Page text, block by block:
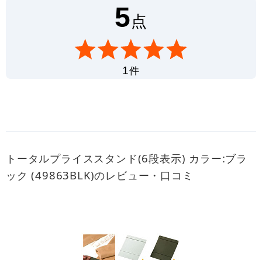
5点
1件
トータルプライススタンド(6段表示) カラー:ブラ
ック (49863BLK)のレビュー・口コミ